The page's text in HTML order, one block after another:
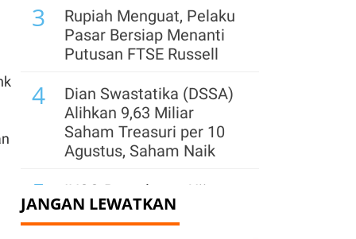
3
Rupiah Menguat, Pelaku
Pasar Bersiap Menanti
Putusan FTSE Russell
4
Dian Swastatika (DSSA)
Alihkan 9,63 Miliar
Saham Treasuri per 10
Agustus, Saham Naik
5
IHSG Berpeluang Uji
Level 6.400, Simak
Rekomendasi Saham
JANGAN LEWATKAN